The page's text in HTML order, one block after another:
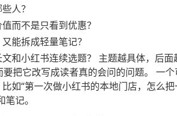
人？
而不是只看到优惠？
能拆成轻量笔记？
和小红书连续选题？ 主题越具体，后面
要把它改写成读者真的会问的问题。 一
如“第一次做小红书的本地门店，怎么
记。